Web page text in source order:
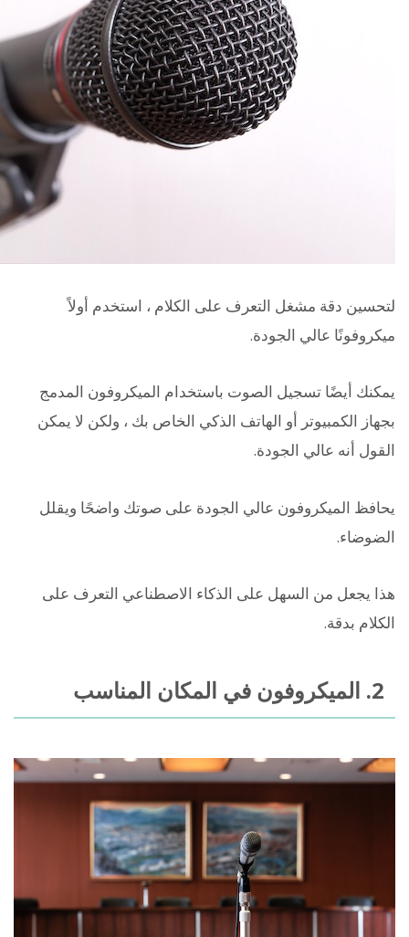
لتحسين دقة مشغل التعرف على الكلام ، استخدم أولاً
ميكروفونًا عالي الجودة.
يمكنك أيضًا تسجيل الصوت باستخدام الميكروفون المدمج
بجهاز الكمبيوتر أو الهاتف الذكي الخاص بك ، ولكن لا يمكن
القول أنه عالي الجودة.
يحافظ الميكروفون عالي الجودة على صوتك واضحًا ويقلل
الضوضاء.
هذا يجعل من السهل على الذكاء الاصطناعي التعرف على
الكلام بدقة.
2. الميكروفون في المكان المناسب